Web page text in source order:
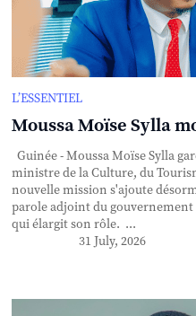
L’ESSENTIEL
Moussa Moïse Sylla
Guinée - Moussa Moïse Sylla
ministre de la Culture, du
nouvelle mission s'ajoute
parole adjoint du
qui élargit son rôle. ...
31 July, 2026